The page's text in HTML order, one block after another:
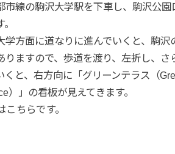
市線の駒沢大学駅を下車し、駒沢公園
学方面に道なりに進んでいくと、駒沢
りますので、歩道を渡り、左折し、さ
くと、右方向に「グリーンテラス（
）」の看板が見えてきます。
こちらです。